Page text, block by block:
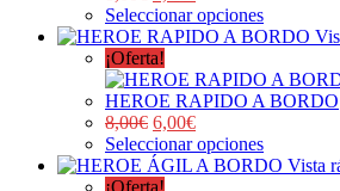
Seleccionar opciones
¡Oferta!
HEROE RAPIDO A BORDO
8,00€ 6,00€
Seleccionar opciones
Vista
¡Oferta!